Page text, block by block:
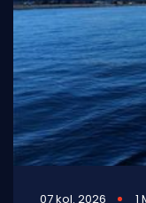
07 kol. 2026 1